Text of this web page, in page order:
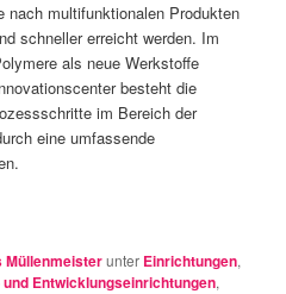
nach multifunktionalen Produkten
schneller erreicht werden. Im
als neue Werkstoffe
besteht die
im Bereich der
eine umfassende
Müllenmeisterunter Einrichtungen,
Entwicklungseinrichtungen,